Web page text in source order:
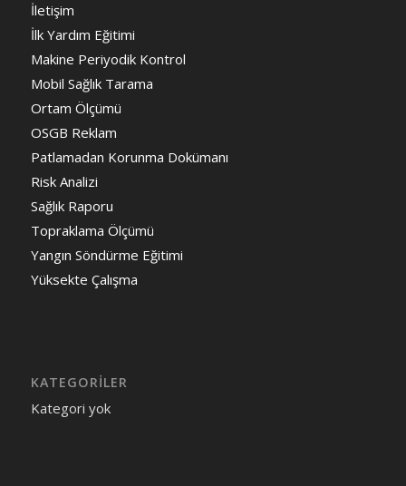
İletişim
İlk Yardım Eğitimi
Makine Periyodik Kontrol
Mobil Sağlık Tarama
Ortam Ölçümü
OSGB Reklam
Patlamadan Korunma Dokümanı
Risk Analizi
Sağlık Raporu
Topraklama Ölçümü
Yangın Söndürme Eğitimi
Yüksekte Çalışma
KATEGORILER
Kategori yok